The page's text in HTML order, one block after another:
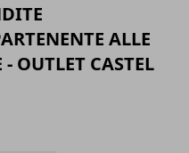
ALLE
- OUTLET CASTEL